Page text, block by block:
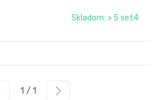
Skladom: > 5 set4
1 / 1